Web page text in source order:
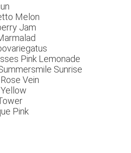
Melon
Jam
Pink Lemonade
Sunrise
Vein
Pink